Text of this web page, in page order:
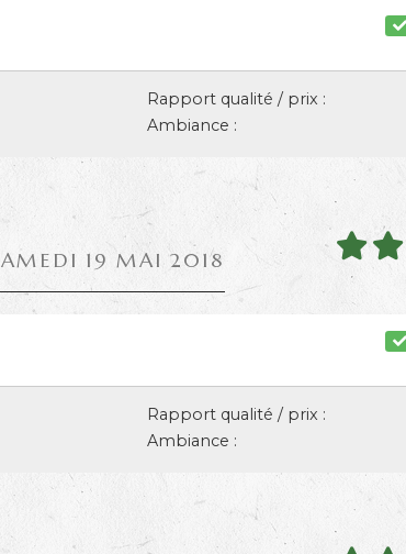
Rapport qualité / prix :
Ambiance :
19 MAI 2018
Rapport qualité / prix :
Ambiance :